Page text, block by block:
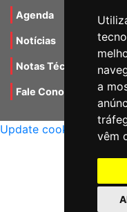
a
vêm
Agenda
Notícias
Notas Técnicas
Fale Conocsco
Update cookies